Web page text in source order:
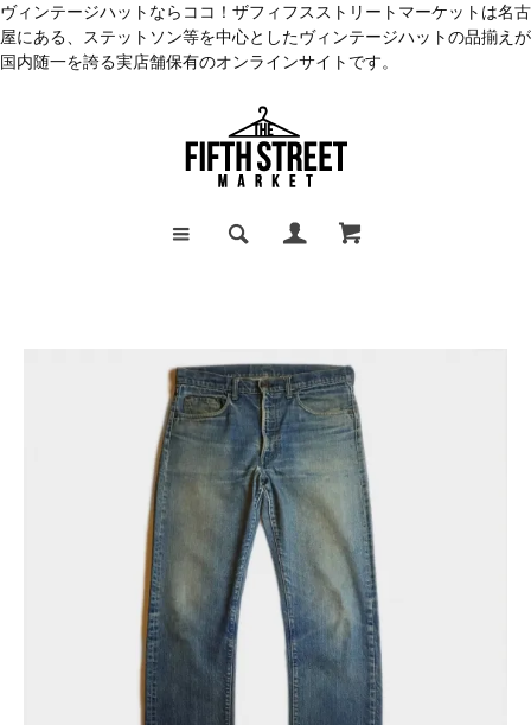
ヴィンテージハットならココ！ザフィフスストリートマーケットは名古
屋にある、ステットソン等を中心としたヴィンテージハットの品揃えが
国内随一を誇る実店舗保有のオンラインサイトです。